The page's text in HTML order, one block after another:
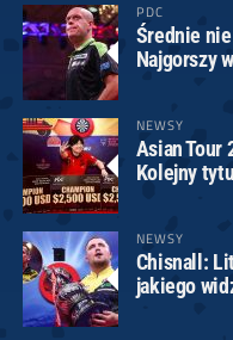
PDC
Średnie nie
Najgorszy
NEWSY
Asian Tour
Kolejny
NEWSY
Chisnall:
jakiego